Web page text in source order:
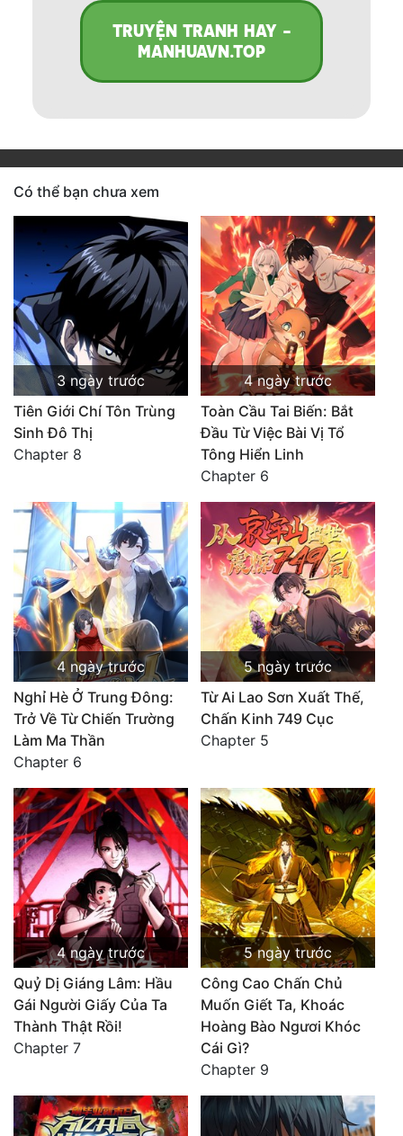
TRUYỆN TRANH HAY -
MANHUAVN.TOP
Có thể bạn chưa xem
3 ngày trước
Tiên Giới Chí Tôn Trùng
Sinh Đô Thị
Chapter 8
4 ngày trước
Toàn Cầu Tai Biến: Bắt
Đầu Từ Việc Bài Vị Tổ
Tông Hiển Linh
Chapter 6
4 ngày trước
Nghỉ Hè Ở Trung Đông:
Trở Về Từ Chiến Trường
Làm Ma Thần
Chapter 6
5 ngày trước
Từ Ai Lao Sơn Xuất Thế,
Chấn Kinh 749 Cục
Chapter 5
4 ngày trước
Quỷ Dị Giáng Lâm: Hầu
Gái Người Giấy Của Ta
Thành Thật Rồi!
Chapter 7
5 ngày trước
Công Cao Chấn Chủ
Muốn Giết Ta, Khoác
Hoàng Bào Ngươi Khóc
Cái Gì?
Chapter 9